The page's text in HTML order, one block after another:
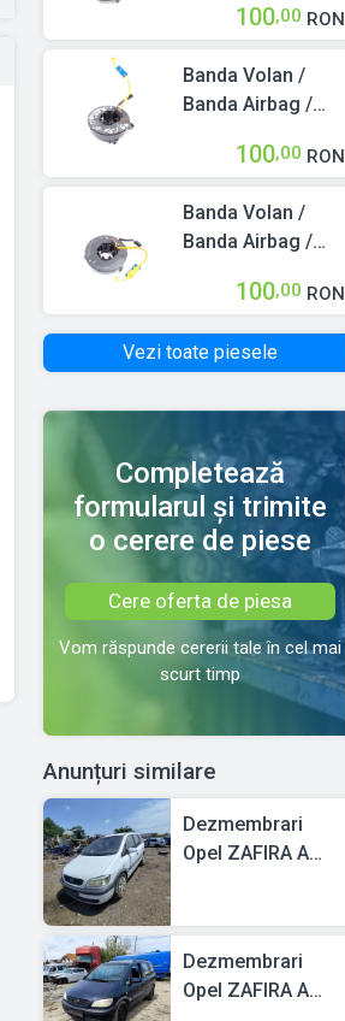
ZAFIRA A (F75)
1999 > 2005
90588758
100,00 RON
Banda Volan /
Banda Airbag /
ZAFIRA A (F75)
1999 > 2005
24436919
100,00 RON
Banda Volan /
Banda Airbag /
ZAFIRA A (F75)
90588757
100,00 RON
Vezi toate piesele
Completează
formularul și trimite
o cerere de piese
Cere oferta de piesa
Vom răspunde cererii tale în cel mai
scurt timp
Anunțuri similare
Dezmembrari
Opel ZAFIRA A
Motorina
Dezmembrari
Opel ZAFIRA A